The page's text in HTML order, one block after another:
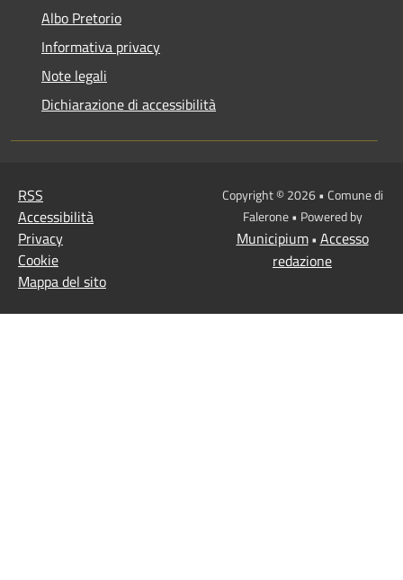
Albo Pretorio
Informativa privacy
Note legali
Dichiarazione di accessibilità
RSS
Accessibilità
Privacy
Cookie
Mappa del sito
Copyright © 2026 • Comune di
Falerone • Powered by
Municipium• Accesso
redazione